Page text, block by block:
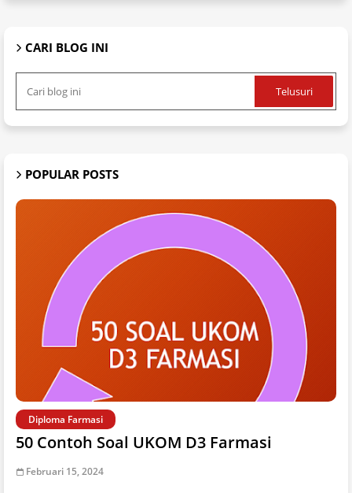
CARI BLOG INI
POPULAR POSTS
Diploma Farmasi
50 Contoh Soal UKOM D3 Farmasi
Februari 15, 2024